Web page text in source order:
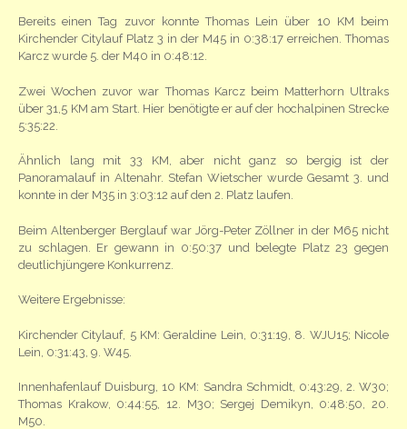
Bereits einen Tag zuvor konnte Thomas Lein über 10 KM beim
Kirchender Citylauf Platz 3 in der M45 in 0:38:17 erreichen. Thomas
Karcz wurde 5. der M40 in 0:48:12.
Zwei Wochen zuvor war Thomas Karcz beim Matterhorn Ultraks
über 31,5 KM am Start. Hier benötigte er auf der hochalpinen Strecke
5:35:22.
Ähnlich lang mit 33 KM, aber nicht ganz so bergig ist der
Panoramalauf in Altenahr. Stefan Wietscher wurde Gesamt 3. und
konnte in der M35 in 3:03:12 auf den 2. Platz laufen.
Beim Altenberger Berglauf war Jörg-Peter Zöllner in der M65 nicht
zu schlagen. Er gewann in 0:50:37 und belegte Platz 23 gegen
deutlichjüngere Konkurrenz.
Weitere Ergebnisse:
Kirchender Citylauf, 5 KM: Geraldine Lein, 0:31:19, 8. WJU15; Nicole
Lein, 0:31:43, 9. W45.
Innenhafenlauf Duisburg, 10 KM: Sandra Schmidt, 0:43:29, 2. W30;
Thomas Krakow, 0:44:55, 12. M30; Sergej Demikyn, 0:48:50, 20.
M50.